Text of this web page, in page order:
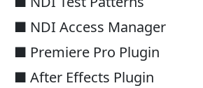
■ NDI Access Manager
■ Premiere Pro Plugin
■ After Effects Plugin